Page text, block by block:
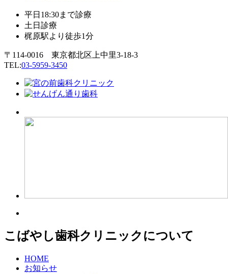
平日18:30まで診療
土日診療
梶原駅より徒歩1分
〒114-0016 東京都北区上中里3-18-3
TEL:03-5959-3450
こばやし歯科クリニックについて
HOME
お知らせ